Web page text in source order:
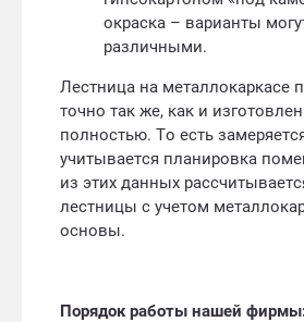
окраска – варианты
различными.
Лестница на металлокаркасе
точно так же, как и
полностью. То есть
учитывается планировка
из этих данных
лестницы с учетом
основы.
Порядок работы нашей